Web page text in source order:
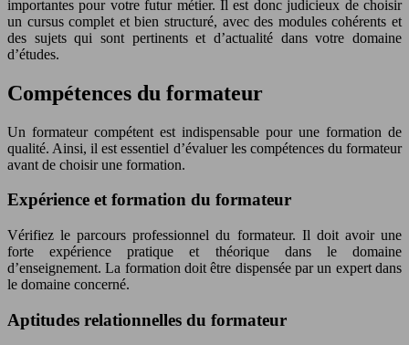
importantes pour votre futur métier. Il est donc judicieux de choisir
un cursus complet et bien structuré, avec des modules cohérents et
des sujets qui sont pertinents et d’actualité dans votre domaine
d’études.
Compétences du formateur
Un formateur compétent est indispensable pour une formation de
qualité. Ainsi, il est essentiel d’évaluer les compétences du formateur
avant de choisir une formation.
Expérience et formation du formateur
Vérifiez le parcours professionnel du formateur. Il doit avoir une
forte expérience pratique et théorique dans le domaine
d’enseignement. La formation doit être dispensée par un expert dans
le domaine concerné.
Aptitudes relationnelles du formateur